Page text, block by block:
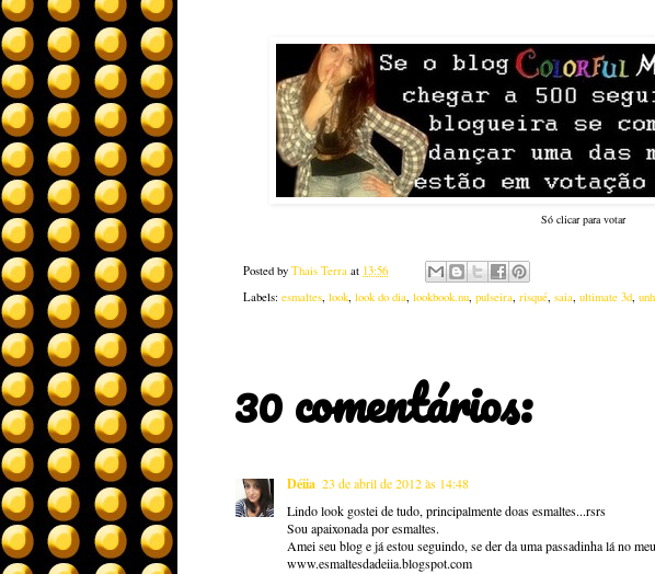
Só clicar para votar
Posted by Thais Terra at 13:56
Labels: esmaltes, look, look do dia, lookbook.nu, pulseira, risqué, saia, ultimate 3d,
30 comentários:
Déiia 23 de abril de 2012 às 14:48
Lindo look gostei de tudo, principalmente doas esmaltes...rsrs
Sou apaixonada por esmaltes.
Amei seu blog e já estou seguindo, se der da uma passadinha lá no
www.esmaltesdadeiia.blogspot.com